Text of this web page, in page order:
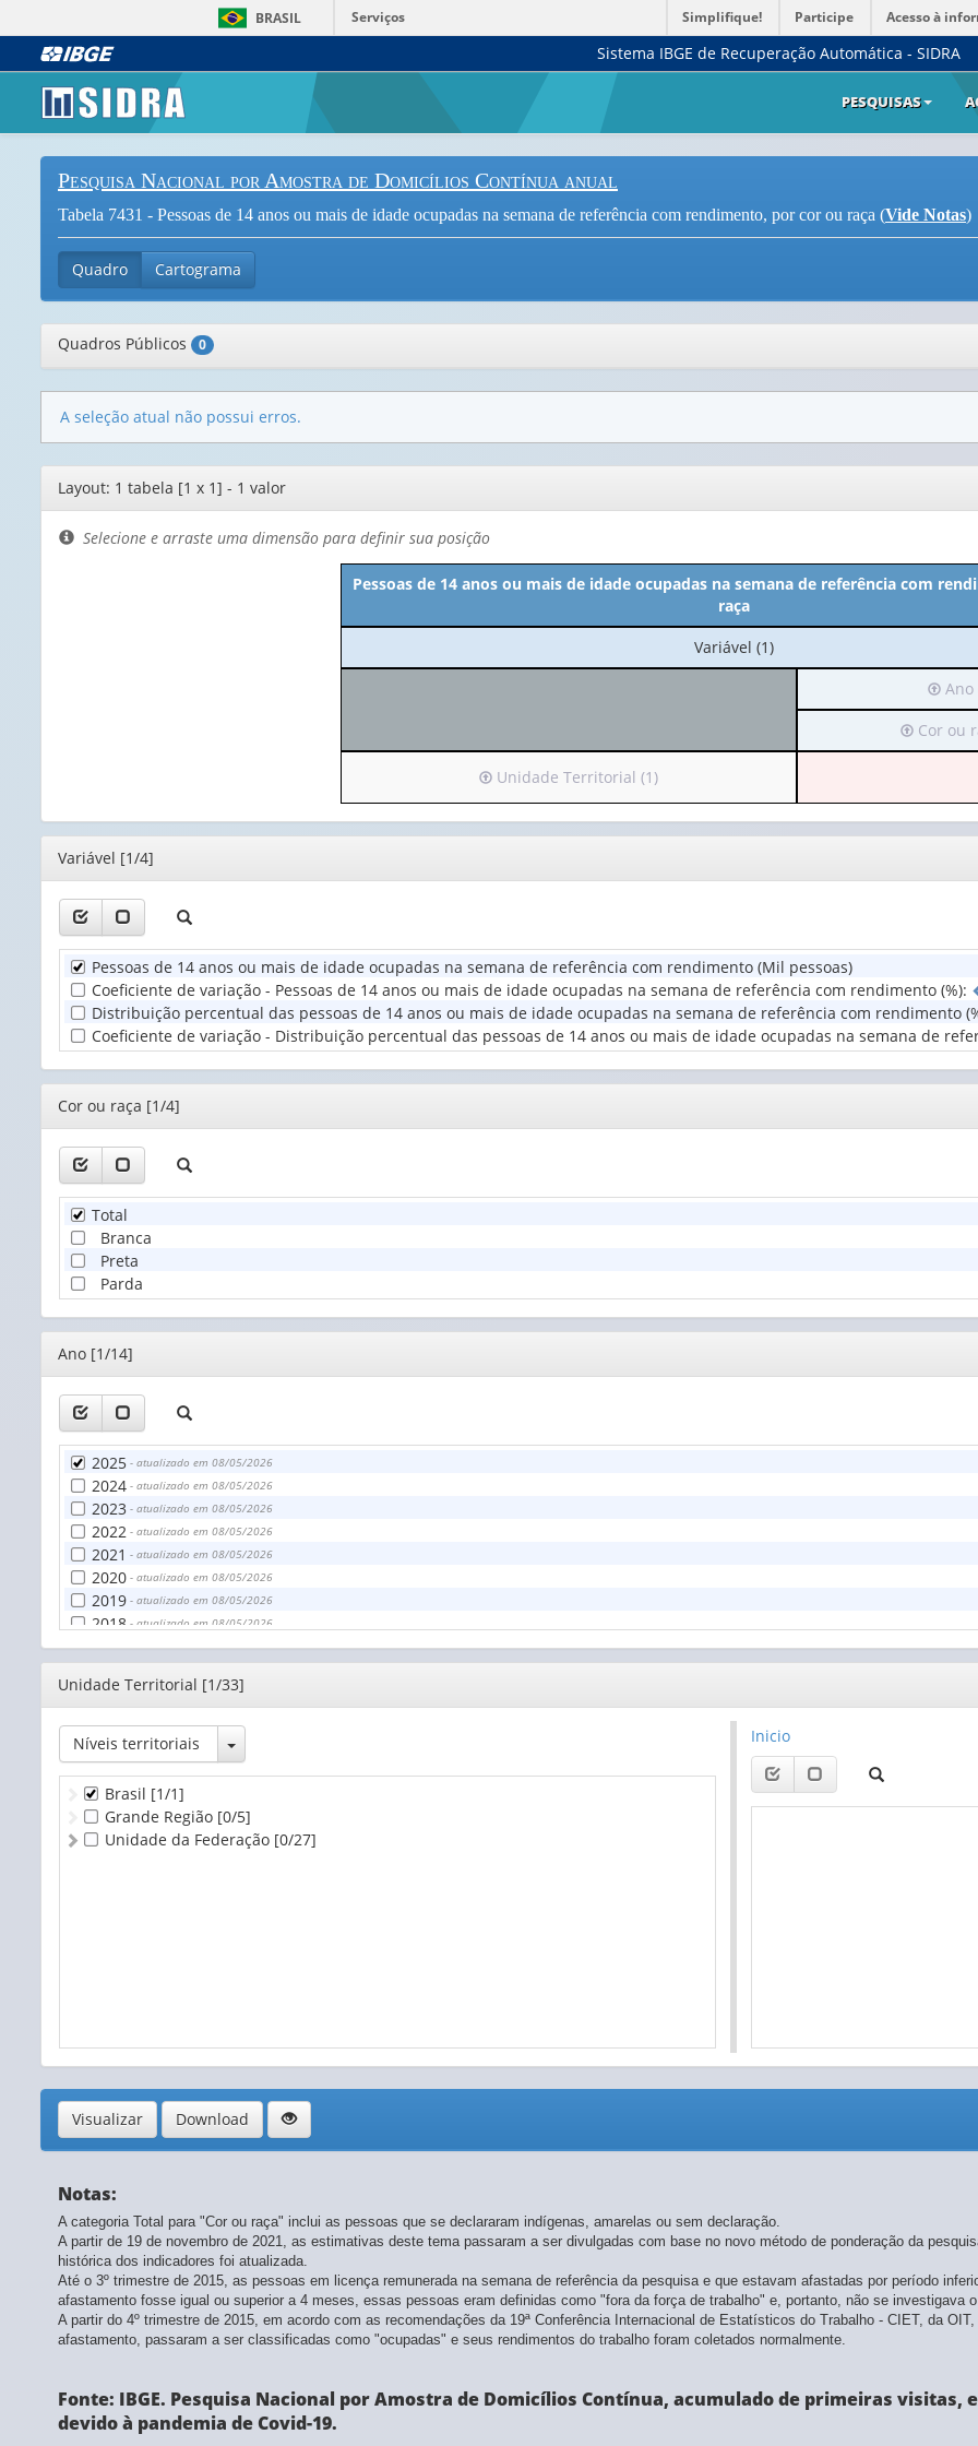
BRASIL Serviços Simplifique! Participe Acesso à
Sistema IBGE de Recuperação Automática - SIDRA
PESQUISAS
Pesquisa Nacional por Amostra de Domicílios Contínua anual
Tabela 7431 - Pessoas de 14 anos ou mais de idade ocupadas na semana de referência com rendimento, por cor ou raça (Vide Notas)
Quadro Cartograma
Quadros Públicos 0
A seleção atual não possui erros.
Editor
de
layout
Layout: 1 tabela [1 x 1] - 1 valor
Selecione e arraste uma dimensão para definir sua posição
Pessoas de 14 anos ou mais de idade ocupadas na semana de referência com
raça
No
cabeçalho:
Variável (1)
Irá
para
o
1
valor):
Ano
Ano
Irá
para
(possui
apenas
valor):
ou
(1)
Cor ou
Irá
para
o
cabeçalho
apenas
Unidade
Territorial
(1)
Unidade Territorial (1)
Editor
Variável [1/4]
Pessoas de 14 anos ou mais de idade ocupadas na semana de referência com rendimento (Mil pessoas)
Coeficiente de variação - Pessoas de 14 anos ou mais de idade ocupadas na semana de referência com rendimento (%):
Distribuição percentual das pessoas de 14 anos ou mais de idade ocupadas na semana de referência com rendimento
Coeficiente de variação - Distribuição percentual das pessoas de 14 anos ou mais de idade ocupadas na semana de
Editor
Cor ou raça [1/4]
Total
Branca
Preta
Parda
Editor
Ano [1/14]
2025 - atualizado em 08/05/2026
2024 - atualizado em 08/05/2026
2023 - atualizado em 08/05/2026
2022 - atualizado em 08/05/2026
2021 - atualizado em 08/05/2026
2020 - atualizado em 08/05/2026
2019 - atualizado em 08/05/2026
2018 - atualizado em 08/05/2026
2017- atualizado em 08/05/2026
2016
2015 - atualizado em 08/05/2026
2014
2013- atualizado em 08/05/2026
2012- atualizado em 08/05/2026
Editor
Unidade Territorial [1/33]
Níveis territoriais Toggle Dropdown
Brasil [1/1]
Grande Região [0/5]
Unidade da Federação [0/27]
Inicio
Visualizar Download
Notas:
A categoria Total para "Cor ou raça" inclui as pessoas que se declararam indígenas, amarelas ou sem declaração.
A partir de 19 de novembro de 2021, as estimativas deste tema passaram a ser divulgadas com base no novo método de ponderação da
histórica dos indicadores foi atualizada.
Até o 3º trimestre de 2015, as pessoas em licença remunerada na semana de referência da pesquisa e que estavam afastadas por período
afastamento fosse igual ou superior a 4 meses, essas pessoas eram definidas como "fora da força de trabalho" e, portanto, não se investigava
A partir do 4º trimestre de 2015, em acordo com as recomendações da 19ª Conferência Internacional de Estatísticos do Trabalho - CIET, da
afastamento, passaram a ser classificadas como "ocupadas" e seus rendimentos do trabalho foram coletados normalmente.
Fonte: IBGE. Pesquisa Nacional por Amostra de Domicílios Contínua, acumulado de primeiras visitas,
devido à pandemia de Covid-19.